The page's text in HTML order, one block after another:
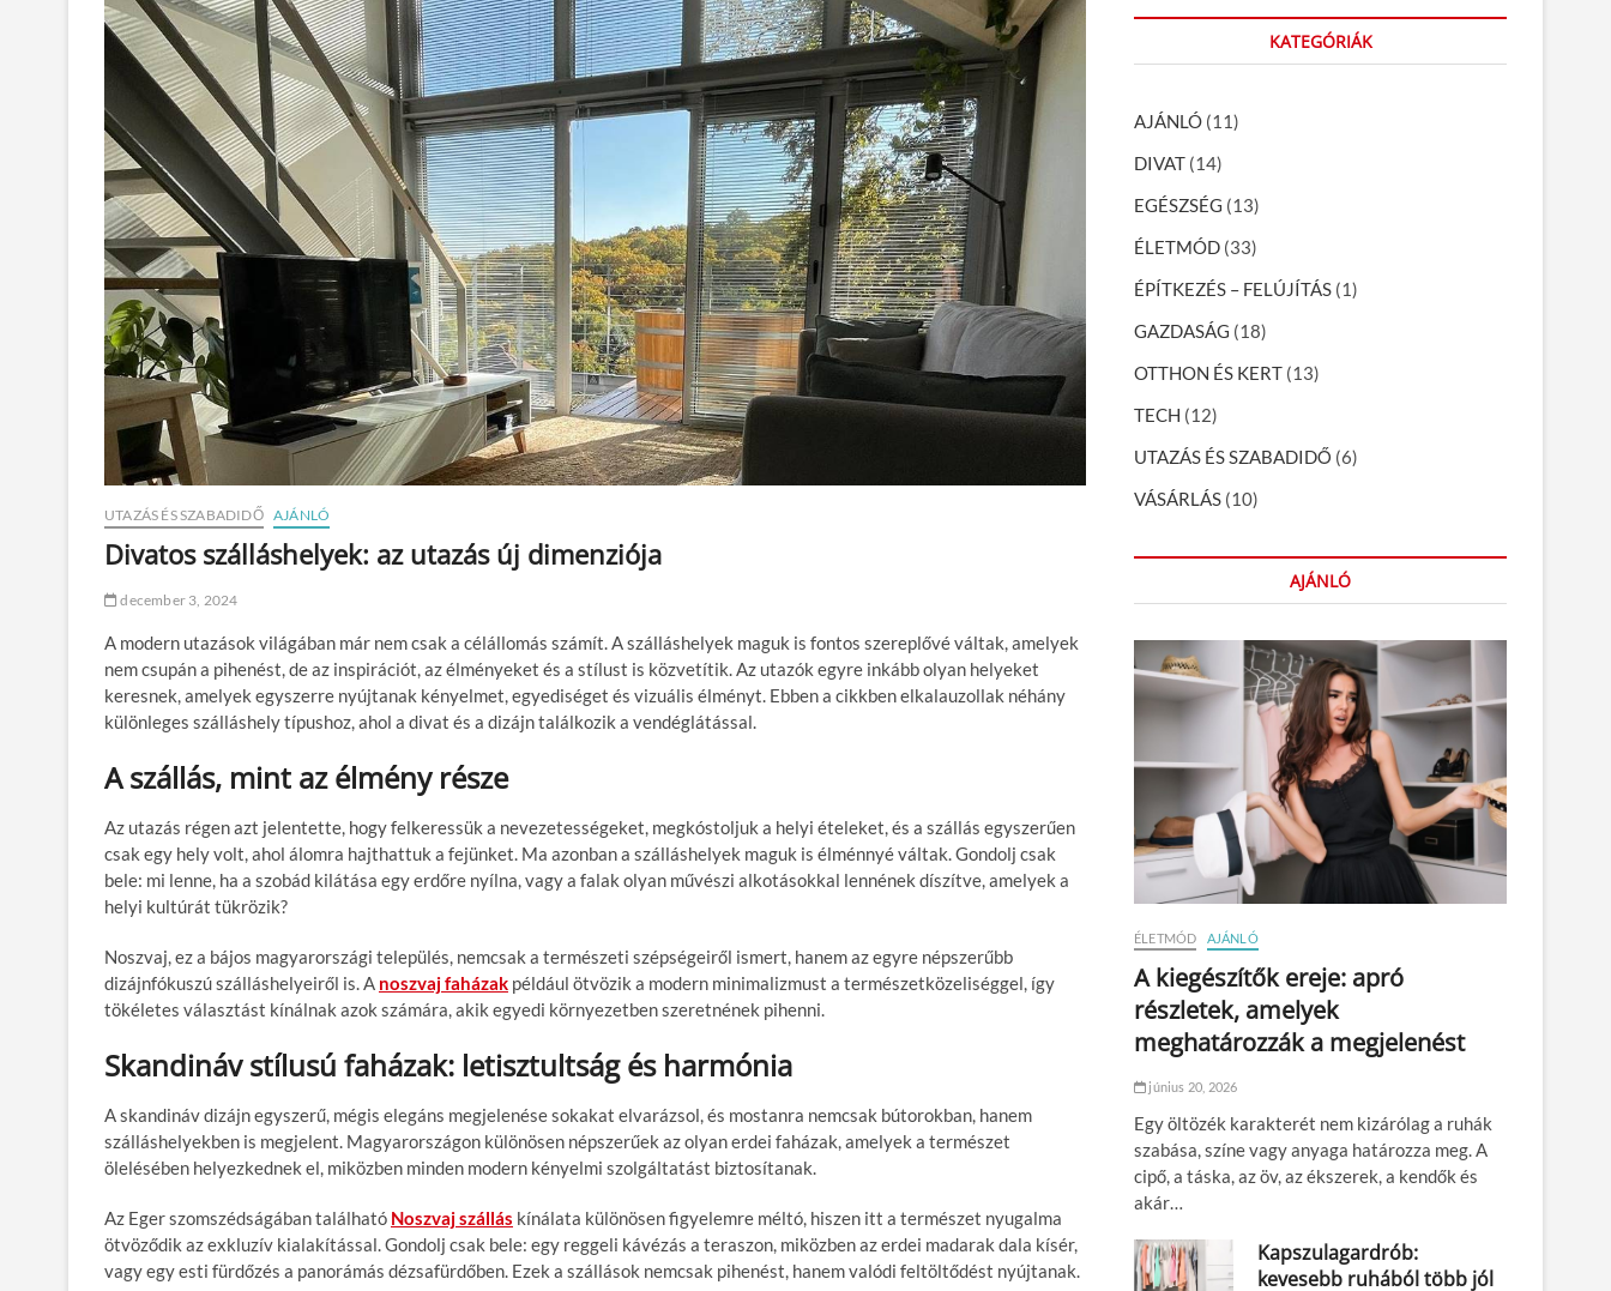
UTAZÁS ÉS SZABADIDŐ AJÁNLÓ
Divatos szálláshelyek: az utazás új dimenziója
december 3, 2024
A modern utazások világában már nem csak a célállomás számít. A szálláshelyek maguk is fontos szereplővé váltak, amelyek
nem csupán a pihenést, de az inspirációt, az élményeket és a stílust is közvetítik. Az utazók egyre inkább olyan helyeket
keresnek, amelyek egyszerre nyújtanak kényelmet, egyediséget és vizuális élményt. Ebben a cikkben elkalauzollak néhány
különleges szálláshely típushoz, ahol a divat és a dizájn találkozik a vendéglátással.
A szállás, mint az élmény része
Az utazás régen azt jelentette, hogy felkeressük a nevezetességeket, megkóstoljuk a helyi ételeket, és a szállás egyszerűen
csak egy hely volt, ahol álomra hajthattuk a fejünket. Ma azonban a szálláshelyek maguk is élménnyé váltak. Gondolj csak
bele: mi lenne, ha a szobád kilátása egy erdőre nyílna, vagy a falak olyan művészi alkotásokkal lennének díszítve, amelyek a
helyi kultúrát tükrözik?
Noszvaj, ez a bájos magyarországi település, nemcsak a természeti szépségeiről ismert, hanem az egyre népszerűbb
dizájnfókuszú szálláshelyeiről is. A noszvaj faházak például ötvözik a modern minimalizmust a természetközeliséggel, így
tökéletes választást kínálnak azok számára, akik egyedi környezetben szeretnének pihenni.
Skandináv stílusú faházak: letisztultság és harmónia
A skandináv dizájn egyszerű, mégis elegáns megjelenése sokakat elvarázsol, és mostanra nemcsak bútorokban, hanem
szálláshelyekben is megjelent. Magyarországon különösen népszerűek az olyan erdei faházak, amelyek a természet
ölelésében helyezkednek el, miközben minden modern kényelmi szolgáltatást biztosítanak.
Az Eger szomszédságában található Noszvaj szállás kínálata különösen figyelemre méltó, hiszen itt a természet nyugalma
ötvöződik az exkluzív kialakítással. Gondolj csak bele: egy reggeli kávézás a teraszon, miközben az erdei madarak dala kísér,
vagy egy esti fürdőzés a panorámás dézsafürdőben. Ezek a szállások nemcsak pihenést, hanem valódi feltöltődést nyújtanak.
r
KATEGÓRIÁK
AJÁNLÓ (11)
DIVAT (14)
EGÉSZSÉG (13)
ÉLETMÓD (33)
ÉPÍTKEZÉS – FELÚJÍTÁS (1)
GAZDASÁG (18)
OTTHON ÉS KERT (13)
TECH (12)
UTAZÁS ÉS SZABADIDŐ (6)
VÁSÁRLÁS (10)
AJÁNLÓ
ÉLETMÓD AJÁNLÓ
A kiegészítők ereje: apró
részletek, amelyek
meghatározzák a megjelenést
június 20, 2026
Egy öltözék karakterét nem kizárólag a ruhák
szabása, színe vagy anyaga határozza meg. A
cipő, a táska, az öv, az ékszerek, a kendők és
akár…
Kapszulagardrób:
kevesebb ruhából több jól